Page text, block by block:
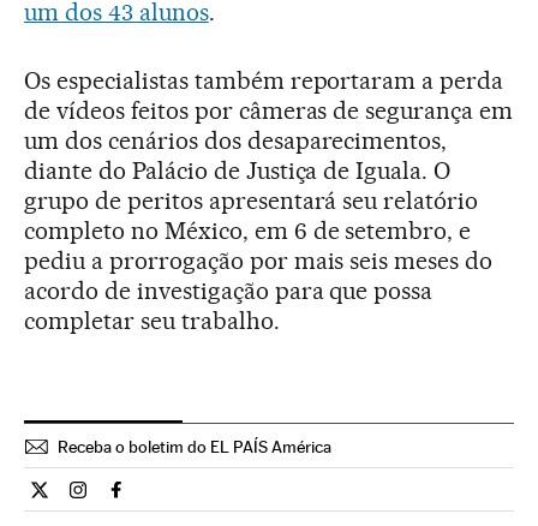
um dos 43 alunos.
Os especialistas também reportaram a perda
de vídeos feitos por câmeras de segurança em
um dos cenários dos desaparecimentos,
diante do Palácio de Justiça de Iguala. O
grupo de peritos apresentará seu relatório
completo no México, em 6 de setembro, e
pediu a prorrogação por mais seis meses do
acordo de investigação para que possa
completar seu trabalho.
Receba o boletim do EL PAÍS América
Internacional El País Brasil en Twitter
Internacional El País Brasil en Instagram
Internacional El País Brasil en Facebook